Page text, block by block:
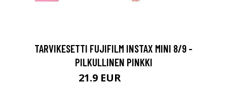
TARVIKESETTI FUJIFILM INSTAX MINI 8/9 -
PILKULLINEN PINKKI
21.9 EUR